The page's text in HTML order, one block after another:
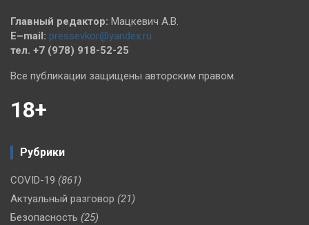
Главный редактор: Мацкевич А.В.
E–mail: pressevkor@yandex.ru
тел. +7 (978) 918-52-25
Все публикации защищены авторским правом.
18+
Рубрики
COVID-19 (861)
Актуальный разговор (21)
Безопасность (25)